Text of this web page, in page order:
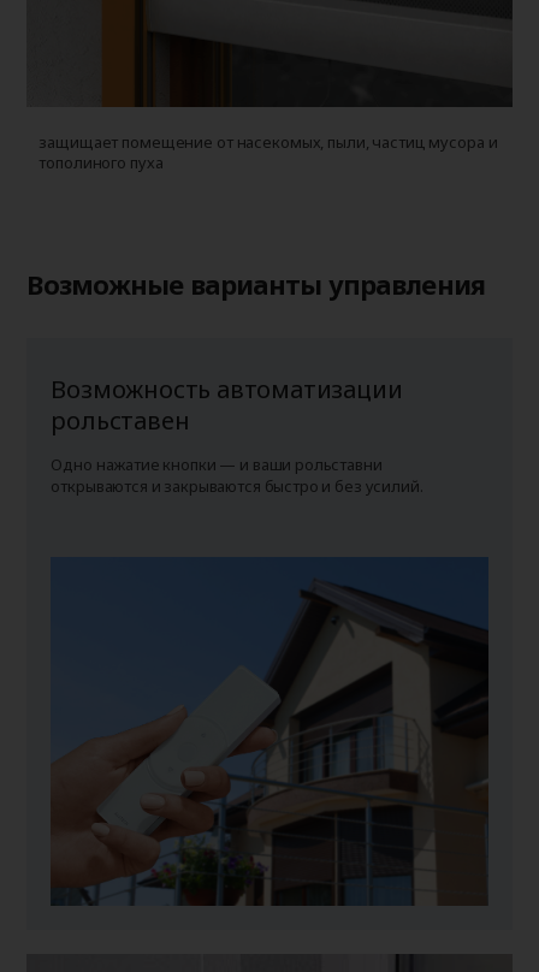
защищает помещение от насекомых, пыли, частиц мусора и
тополиного пуха
Возможные варианты управления
Возможность автоматизации
рольставен
Одно нажатие кнопки — и ваши рольставни
открываются и закрываются быстро и без усилий.